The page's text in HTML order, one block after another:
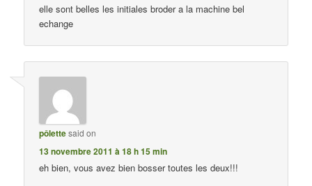
elle sont belles les initiales broder a la machine bel
echange
pôlettesaid on
13 novembre 2011 à 18 h 15 min
eh bien, vous avez bien bosser toutes les deux!!!